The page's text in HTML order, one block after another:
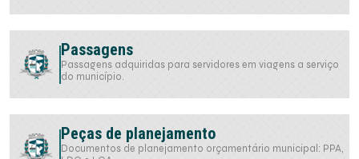
Passagens
Passagens adquiridas para servidores em viagens a serviço
do município.
Peças de planejamento
Documentos de planejamento orçamentário municipal: PPA,